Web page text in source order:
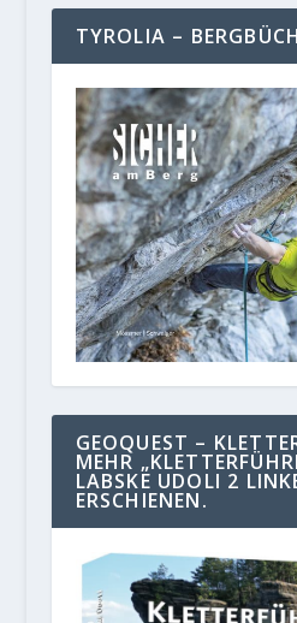
TYROLIA –
GEOQUEST –
MEHR
LABSKE UDOLI 2
ERSCHIENEN.